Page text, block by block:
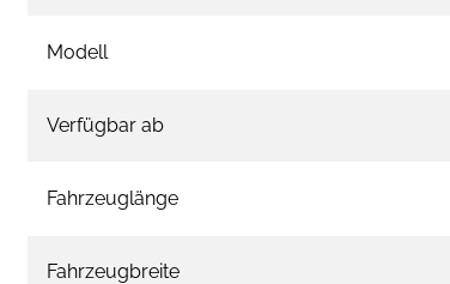
Modell
Verfügbar ab
Fahrzeuglänge
Fahrzeugbreite